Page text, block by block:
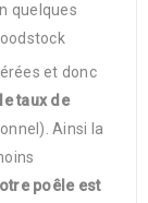
quelques
et donc
taux de
Ainsi la
poêle est